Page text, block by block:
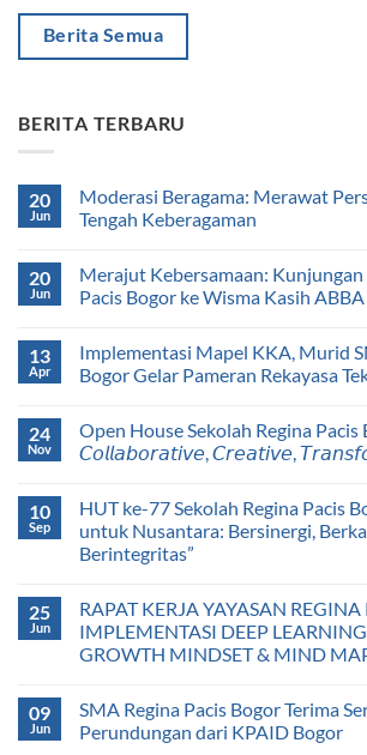
Berita Semua
BERITA TERBARU
20
Jun
Moderasi Beragama: Merawat
Tengah Keberagaman
20
Jun
Merajut Kebersamaan: Kunjungan
Pacis Bogor ke Wisma Kasih ABBA
13
Apr
Implementasi Mapel KKA, Murid
Bogor Gelar Pameran Rekayasa
24
Nov
Open House Sekolah Regina Pacis
𝘊𝘰𝘭𝘭𝘢𝘣𝘰𝘳𝘢𝘵𝘪𝘷𝘦, 𝘊𝘳𝘦𝘢𝘵𝘪𝘷𝘦,
10
Sep
HUT ke-77 Sekolah Regina Pacis
untuk Nusantara: Bersinergi,
Berintegritas”
25
Jun
RAPAT KERJA YAYASAN
IMPLEMENTASI DEEP
GROWTH MINDSET & MIND
09
Jun
SMA Regina Pacis Bogor Terima
Perundungan dari KPAID Bogor